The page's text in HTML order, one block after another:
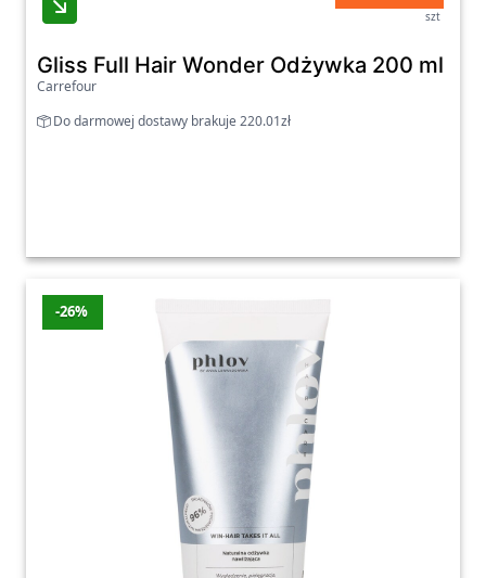
szt
Gliss Full Hair Wonder Odżywka 200 ml
Carrefour
Do darmowej dostawy brakuje 220.01zł
-26%